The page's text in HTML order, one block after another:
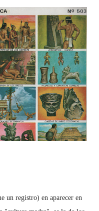
un registro) en aparecer en